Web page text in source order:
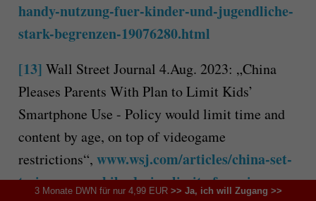
handy-nutzung-fuer-kinder-und-jugendliche-
stark-begrenzen-19076280.html
[13] Wall Street Journal 4.Aug. 2023: „China
Pleases Parents With Plan to Limit Kids’
Smartphone Use - Policy would limit time and
content by age, on top of videogame
restrictions“, www.wsj.com/articles/china-set-
to-impose-mobile-device-limits-for-minors-
3 Monate DWN für nur 4,99 EUR>> Ja, ich will Zugang >>